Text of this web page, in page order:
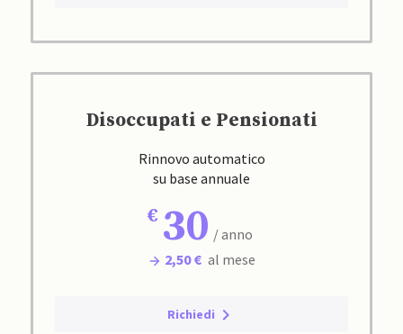
Disoccupati e Pensionati
Rinnovo automatico
su base annuale
30 / anno
2,50 € al mese
Richiedi